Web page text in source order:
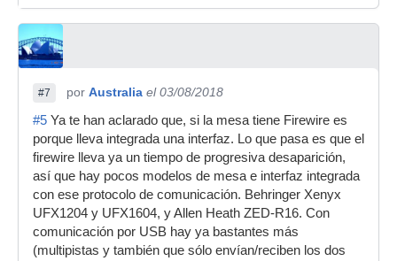
#7 por Australia el 03/08/2018
#5 Ya te han aclarado que, si la mesa tiene Firewire es
porque lleva integrada una interfaz. Lo que pasa es que el
firewire lleva ya un tiempo de progresiva desaparición,
así que hay pocos modelos de mesa e interfaz integrada
con ese protocolo de comunicación. Behringer Xenyx
UFX1204 y UFX1604, y Allen Heath ZED-R16. Con
comunicación por USB hay ya bastantes más
(multipistas y también que sólo envían/reciben los dos